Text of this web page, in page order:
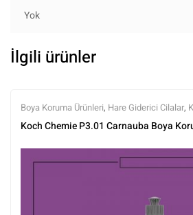
Yok
İlgili ürünler
Boya Koruma Ürünleri, Hare Giderici Cilalar,
Polisaj,Tüm Ürünler,Tüm Ürünler
Koch Chemie P3.01 Carnauba Boya